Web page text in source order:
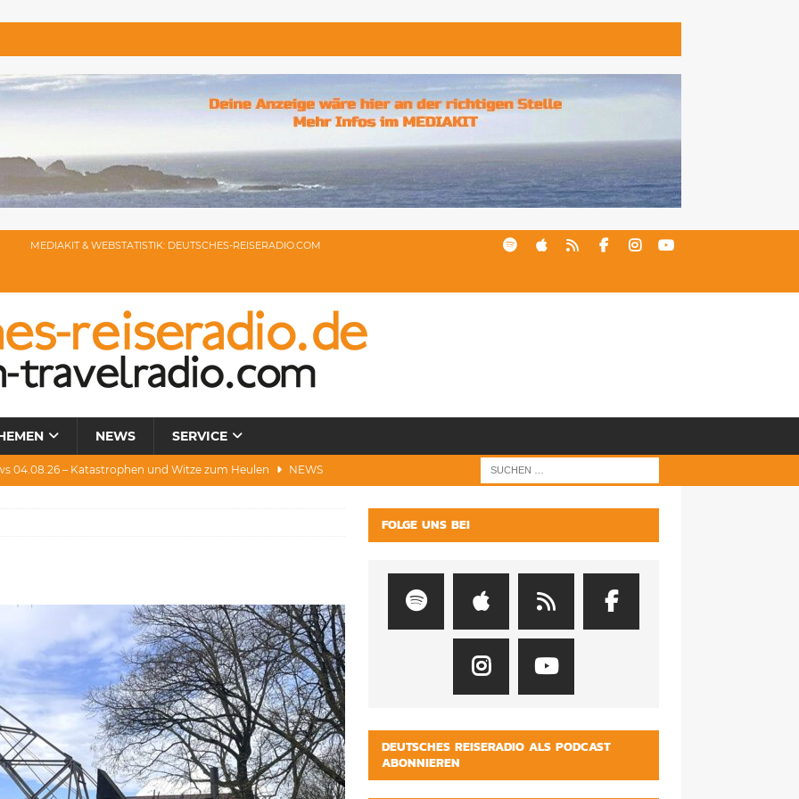
MEDIAKIT & WEBSTATISTIK: DEUTSCHES-REISERADIO.COM
NEWS SERVICE
04.08.26 – Katastrophen und Witze zum Heulen NEWS
– Umwelt, Politik, Protest & Warnung
– Condor, Scooter, Brände, Baustellen
FOLGE UNS BEI
DEUTSCHES REISERADIO ALS PODCAST
ABONNIEREN